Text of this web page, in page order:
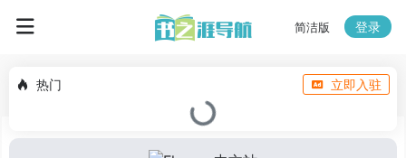
简洁版 登录
热门 立即入驻